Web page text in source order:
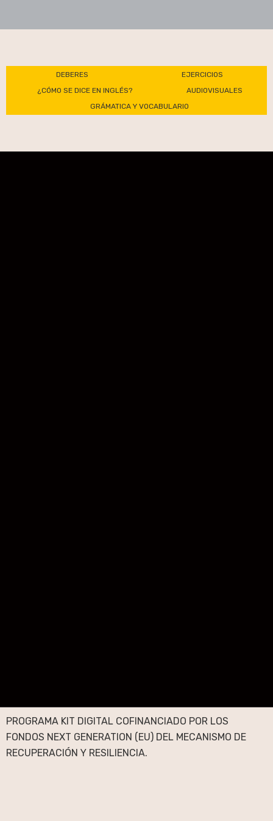
DEBERES
EJERCICIOS
¿CÓMO SE DICE EN INGLÉS?
AUDIOVISUALES
GRÁMATICA Y VOCABULARIO
PROGRAMA KIT DIGITAL COFINANCIADO POR LOS
FONDOS NEXT GENERATION (EU) DEL MECANISMO DE
RECUPERACIÓN Y RESILIENCIA.